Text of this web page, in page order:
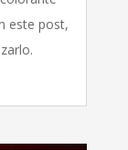
este post,